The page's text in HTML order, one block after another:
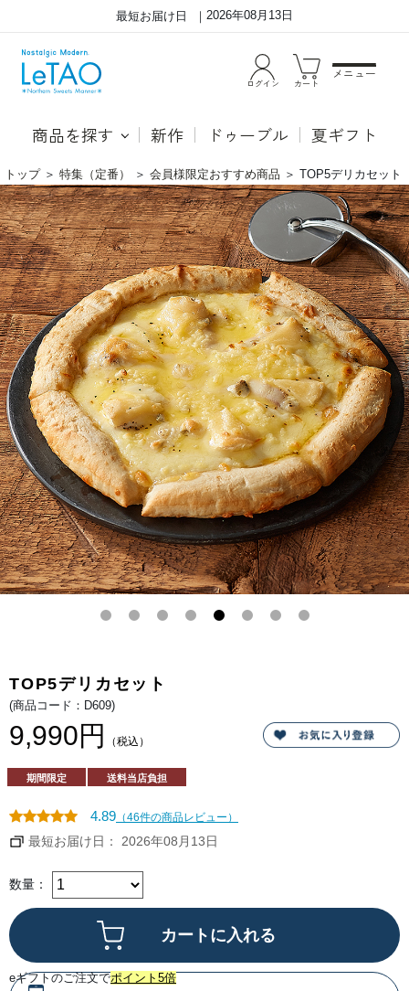
最短お届け日 2026年08月13日
ログイン カート
メニュー
商品を探す 新作 ドゥーブル 夏ギフト
トップ ＞ 特集（定番） ＞ 会員様限定おすすめ商品 ＞ TOP5デリカセット
TOP5
デ
リ
カ
セ
ッ
ト
●十
勝豊
西牛
の熟
成黒
にん
にく
ロー
スト
ビー
フ
キメ
細か
く光
沢が
あ
り、
旨み
が詰
まっ
たト
ヨニ
シフ
ァー
ム自
慢の
赤肉
を使
用。
同じ
くト
ヨニ
シフ
ァー
ム特
ペッ
パー
の風
味
で、
こだ
わり
を追
求し
た。
この
牛肉
のお
を、
余す
ろな
●十
TOP5デリカセット
(商品コード：D609)
9,990円 （税込）
期間限定 送料当店負担
4.89 （46件の商品レビュー）
最短お届け日： 2026年08月13日
数量：
eギフトのご注文でポイント5倍